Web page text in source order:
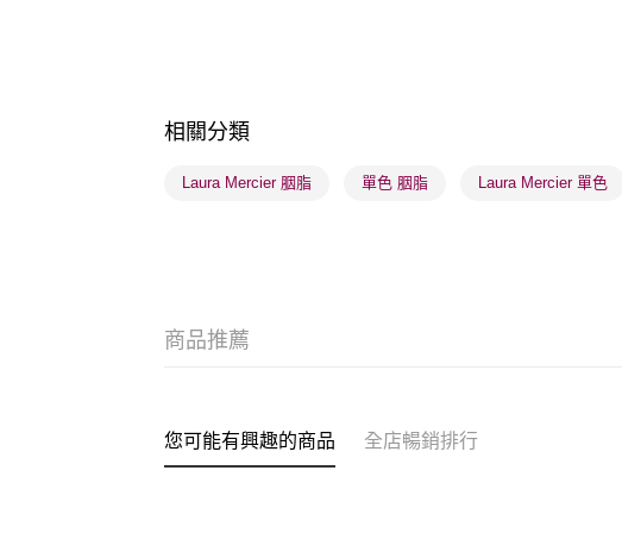
相關分類
Laura Mercier 胭脂 單色 胭脂 Laura Mercier 單色
商品推薦
您可能有興趣的商品 全店暢銷排行